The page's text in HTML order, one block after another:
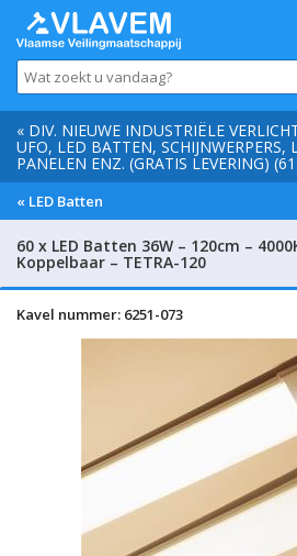
« DIV. NIEUWE INDUSTRIËLE
UFO, LED BATTEN, SCHIJNWERPERS,
PANELEN ENZ. (GRATIS LEVERING)
« LED Batten
60 x LED Batten 36W – 120cm –
Koppelbaar – TETRA-120
Kavel nummer: 6251-073